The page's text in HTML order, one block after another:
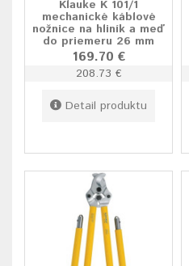
Klauke K 101/1
mechanické káblové
nožnice na hliník a meď
do priemeru 26 mm
169.70 €
208.73 €
Detail produktu